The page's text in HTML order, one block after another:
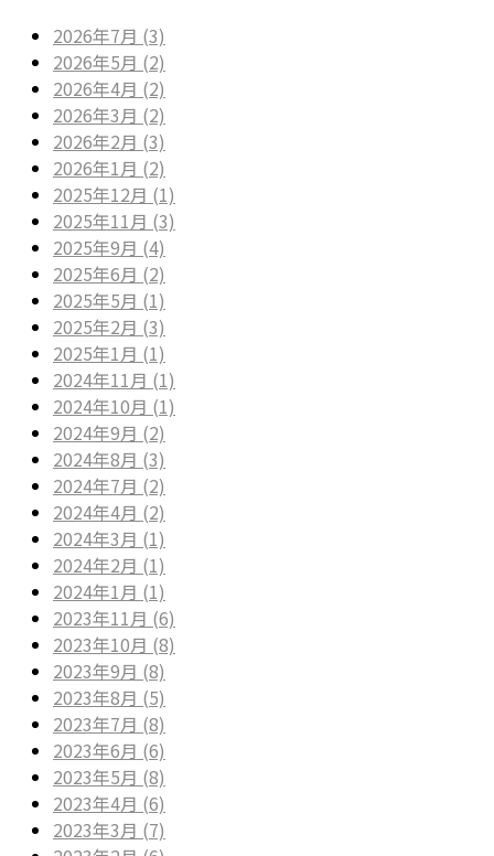
2026年7月 (3)
2026年5月 (2)
2026年4月 (2)
2026年3月 (2)
2026年2月 (3)
2026年1月 (2)
2025年12月 (1)
2025年11月 (3)
2025年9月 (4)
2025年6月 (2)
2025年5月 (1)
2025年2月 (3)
2025年1月 (1)
2024年11月 (1)
2024年10月 (1)
2024年9月 (2)
2024年8月 (3)
2024年7月 (2)
2024年4月 (2)
2024年3月 (1)
2024年2月 (1)
2024年1月 (1)
2023年11月 (6)
2023年10月 (8)
2023年9月 (8)
2023年8月 (5)
2023年7月 (8)
2023年6月 (6)
2023年5月 (8)
2023年4月 (6)
2023年3月 (7)